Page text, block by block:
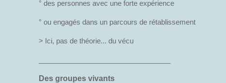
° des personnes avec une forte expérience
° ou engagés dans un parcours de rétablissement
> Ici, pas de théorie... du vécu
Des groupes vivants